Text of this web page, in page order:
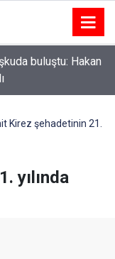
4 yaralı
Kirez şehadetinin 21.
yılında